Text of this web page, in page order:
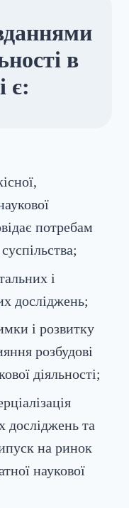
в
є:
потребам
і
досліджень;
і розвитку
розбудові
діяльності;
досліджень та
на ринок
наукової